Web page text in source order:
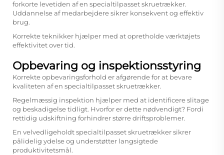
forkorte levetiden af en specialtilpasset skruetrækker.
Uddannelse af medarbejdere sikrer konsekvent og effektiv
brug.
Korrekte teknikker hjælper med at opretholde værktøjets
effektivitet over tid.
Opbevaring og inspektionsstyring
Korrekte opbevaringsforhold er afgørende for at bevare
kvaliteten af en specialtilpasset skruetrækker.
Regelmæssig inspektion hjælper med at identificere slitage
og beskadigelse tidligt. Hvorfor er dette nødvendigt? Fordi
rettidig udskiftning forhindrer større driftsproblemer.
En velvedligeholdt specialtilpasset skruetrækker sikrer
pålidelig ydelse og understøtter langsigtede
produktivitetsmål.